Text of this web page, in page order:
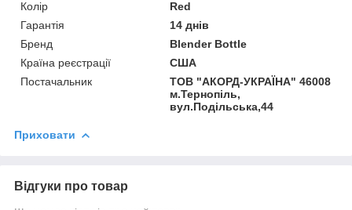
Колір
Red
Гарантія
14 днів
Бренд
Blender Bottle
Країна реєстрації
США
Постачальник
ТОВ "АКОРД-УКРАЇНА" 46008
м.Тернопіль,
вул.Подільська,44
Приховати
Відгуки про товар